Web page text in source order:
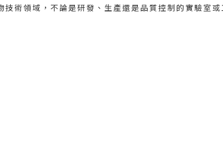
術領域，不論是研發、生產還是品質控制的實驗室